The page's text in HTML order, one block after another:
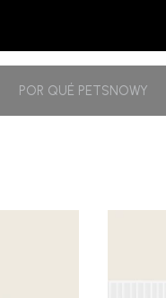
POR QUÉ PETSNOWY